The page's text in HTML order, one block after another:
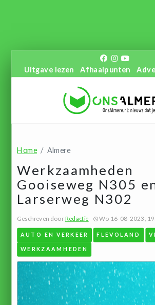
Uitgave lezen Afhaalpunten
Home Almere
Werkzaamheden
Gooiseweg N305
Larserweg N302
Geschreven doorRedactie Wo 16-08-2023,
AUTO EN VERKEER FLEVOLAND
WERKZAAMHEDEN